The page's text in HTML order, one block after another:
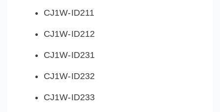
CJ1W-ID211
CJ1W-ID212
CJ1W-ID231
CJ1W-ID232
CJ1W-ID233